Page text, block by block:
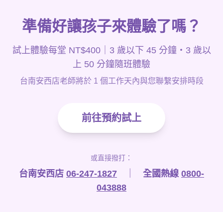
準備好讓孩子來體驗了嗎？
試上體驗每堂 NT$400｜3 歲以下 45 分鐘・3 歲以
上 50 分鐘隨班體驗
台南安西店老師將於 1 個工作天內與您聯繫安排時段
前往預約試上
或直接撥打：
台南安西店 06-247-1827 全國熱線 0800-
043888